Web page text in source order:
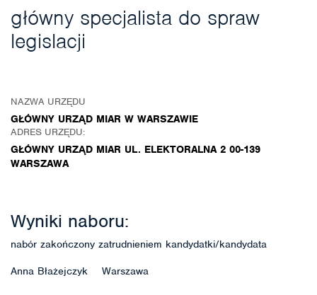
główny specjalista do spraw
legislacji
NAZWA URZĘDU
GŁÓWNY URZĄD MIAR W WARSZAWIE
ADRES URZĘDU:
GŁÓWNY URZĄD MIAR UL. ELEKTORALNA 2 00-139
WARSZAWA
Wyniki naboru:
nabór zakończony zatrudnieniem kandydatki/kandydata
Anna Błażejczyk Warszawa